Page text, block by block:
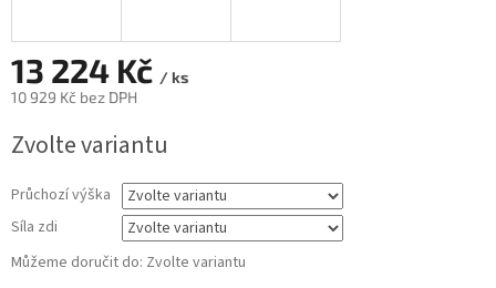
13 224 Kč / ks
10 929 Kč bez DPH
cena:
Zvolte variantu
Průchozí výška
Síla zdi
Můžeme doručit do: Zvolte variantu